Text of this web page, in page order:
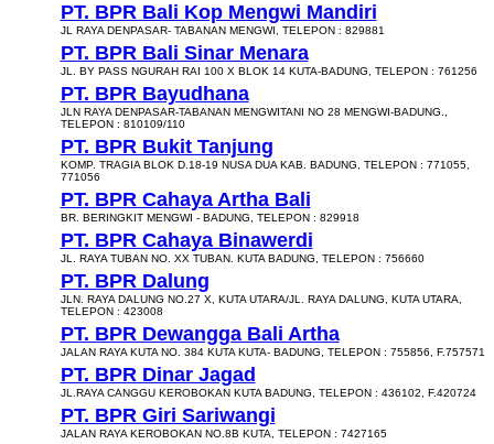
PT. BPR Bali Kop Mengwi Mandiri
JL RAYA DENPASAR- TABANAN MENGWI, TELEPON : 829881
PT. BPR Bali Sinar Menara
JL. BY PASS NGURAH RAI 100 X BLOK 14 KUTA-BADUNG, TELEPON : 761256
PT. BPR Bayudhana
JLN RAYA DENPASAR-TABANAN MENGWITANI NO 28 MENGWI-BADUNG.,
TELEPON : 810109/110
PT. BPR Bukit Tanjung
KOMP. TRAGIA BLOK D.18-19 NUSA DUA KAB. BADUNG, TELEPON : 771055,
771056
PT. BPR Cahaya Artha Bali
BR. BERINGKIT MENGWI - BADUNG, TELEPON : 829918
PT. BPR Cahaya Binawerdi
JL. RAYA TUBAN NO. XX TUBAN. KUTA BADUNG, TELEPON : 756660
PT. BPR Dalung
JLN. RAYA DALUNG NO.27 X, KUTA UTARA/JL. RAYA DALUNG, KUTA UTARA,
TELEPON : 423008
PT. BPR Dewangga Bali Artha
JALAN RAYA KUTA NO. 384 KUTA KUTA- BADUNG, TELEPON : 755856, F.757571
PT. BPR Dinar Jagad
JL.RAYA CANGGU KEROBOKAN KUTA BADUNG, TELEPON : 436102, F.420724
PT. BPR Giri Sariwangi
JALAN RAYA KEROBOKAN NO.8B KUTA, TELEPON : 7427165